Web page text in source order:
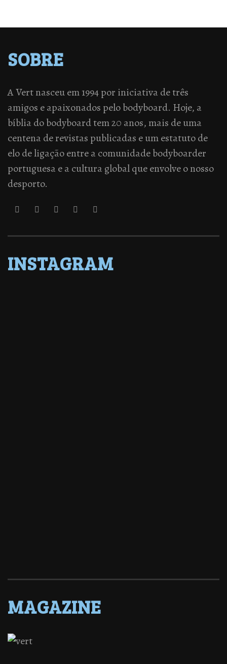
SOBRE
A Vert nasceu em 1994 por iniciativa de três
amigos e apaixonados pelo bodyboard. Hoje, a
bíblia do bodyboard tem 20 anos, mais de uma
centena de revistas publicadas e um estatuto de
elo de ligação entre a comunidade bodyboarder
portuguesa e a cultura global que envolve o nosso
desporto.
INSTAGRAM
MAGAZINE